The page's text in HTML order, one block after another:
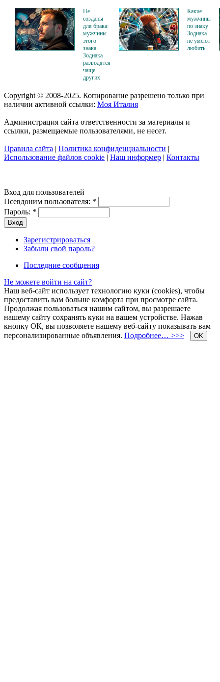
Не
созданы
для брака:
мужчины
этого
знака
Зодиака
разводятся
чаще
других
Какие
мужчины
по знаку
Зодиака
не умеют
любить
Copyright © 2008-2025. Копирование разрешено только при
наличии активной ссылки: Моя Италия
Администрация сайта ответственности за материалы и
ссылки, размещаемые пользователями, не несет.
Правила сайта | Политика конфиденциальности |
Использование файлов cookie | Наш информер | Контакты
Вход для пользователей
Псевдоним пользователя: *
Пароль: *
Зарегистрироваться
Забыли свой пароль?
Последние сообщения
Не можете войти на сайт?
Наш веб-сайт использует технологию куки (cookies), чтобы
предоставить вам больше комфорта при просмотре сайта.
Продолжая пользоваться нашим сайтом, вы разрешаете
нашему сайту сохранять куки на вашем устройстве. Нажав
кнопку ОК, вы позволяете нашему веб-сайту показывать вам
персонализированные объявления. Подробнее… >>> OK